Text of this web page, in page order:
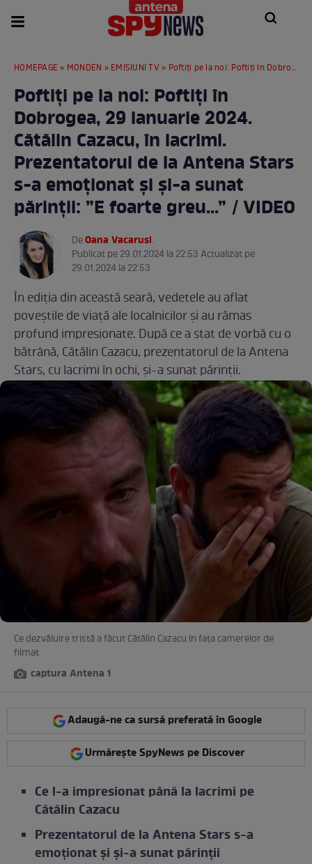
HOMEPAGE » MONDEN » EMISIUNI TV » Poftiți pe la noi: Poftiți în Dobrogea, 29 ianuarie 2024. Cătălin Cazacu, în lacrimi. Prezentatorul de la Antena Stars s-a emoționat și și-a sunat părinții: ”E foarte greu...” / VIDEO
Poftiți pe la noi: Poftiți în
Dobrogea, 29 ianuarie 2024.
Cătălin Cazacu, în lacrimi.
Prezentatorul de la Antena Stars
s-a emoționat și și-a sunat
părinții: ”E foarte greu...” / VIDEO
DeOana Vacarusi.
Publicat pe 29.01.2024 la 22:53 Actualizat pe
29.01.2024 la 22:53
În ediția din această seară, vedetele au aflat
poveștile de viață ale localnicilor și au rămas
profund impresionate. După ce a stat de vorbă cu o
bătrână, Cătălin Cazacu, prezentatorul de la Antena
Stars, cu lacrimi în ochi, și-a sunat părinții.
Ce dezvăluire tristă a făcut Cătălin Cazacu în fața camerelor de
filmat
captura Antena 1
Adaugă-ne ca sursă preferată în Google
Urmărește SpyNews pe Discover
Ce l-a impresionat până la lacrimi pe
Cătălin Cazacu
Prezentatorul de la Antena Stars s-a
emoționat și și-a sunat părinții